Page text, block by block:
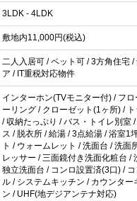
3LDK - 4LDK
敷地内11,000円(税込)
二人入居可 / ペット可 / 3方角住宅
ア / IT重税対応物件
インターホン(TVモニター付) / フ
ーリング / クローゼット(1ヶ所) /
/ 収納たっぷり / バス・トイレ別室
ス / 脱衣所 / 給湯 / 3点給湯 / 浴室1
ト / ウォームレット / 洗面台 / 洗面
レッサー / 三面鏡付き洗面化粧台 /
独立洗面台 / コンロ設置済(3口) /
ル / システムキッチン / カウンタ
ン / UHF(地デジアンテナ対応)